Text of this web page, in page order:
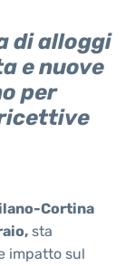
di alloggi
e nuove
per
Cortina
sta
impatto sul